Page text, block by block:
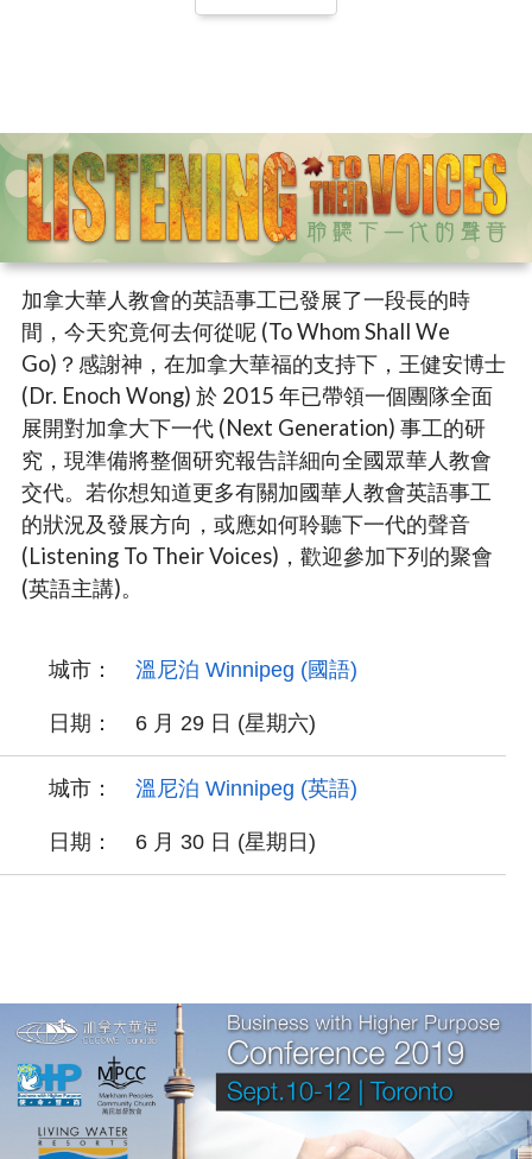
加拿大華人教會的英語事工已發展了一段長的時
間，今天究竟何去何從呢 (To Whom Shall We
Go)？感謝神，在加拿大華福的支持下，王健安博士
(Dr. Enoch Wong) 於 2015 年已帶領一個團隊全面
展開對加拿大下一代 (Next Generation) 事工的研
究，現準備將整個研究報告詳細向全國眾華人教會
交代。若你想知道更多有關加國華人教會英語事工
的狀況及發展方向，或應如何聆聽下一代的聲音
(Listening To Their Voices)，歡迎參加下列的聚會
(英語主講)。
城市： 溫尼泊 Winnipeg (國語)
日期： 6 月 29 日 (星期六)
城市： 溫尼泊 Winnipeg (英語)
日期： 6 月 30 日 (星期日)